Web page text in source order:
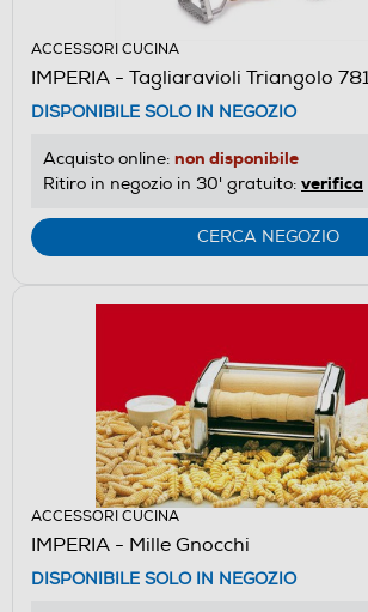
ACCESSORI CUCINA
IMPERIA - Tagliaravioli Triangolo
DISPONIBILE SOLO IN NEGOZIO
Acquisto online: non disponibile
Ritiro in negozio in 30' gratuito: verifica
CERCA NEGOZIO
ACCESSORI CUCINA
IMPERIA - Mille Gnocchi
DISPONIBILE SOLO IN NEGOZIO